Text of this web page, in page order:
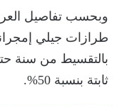
وبحسب تفاصيل
طرازات جيلي
بالتقسيط من سنة
ثابتة بنسبة 50%.